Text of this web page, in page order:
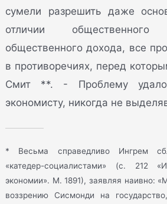
сумели разрешить даже
отличии
общественного дохода, все
в противоречиях, перед
Смит **. - Проблему
экономисту, никогда не
* Весьма справедливо Ингрем
«катедер-социалистами» (с. 212
экономии». М. 1891), заявляя наивно:
воззрению Сисмонди на